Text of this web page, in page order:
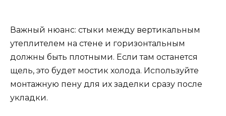
Важный нюанс: стыки между вертикальным
утеплителем на стене и горизонтальным
должны быть плотными. Если там останется
щель, это будет мостик холода. Используйте
монтажную пену для их заделки сразу после
укладки.